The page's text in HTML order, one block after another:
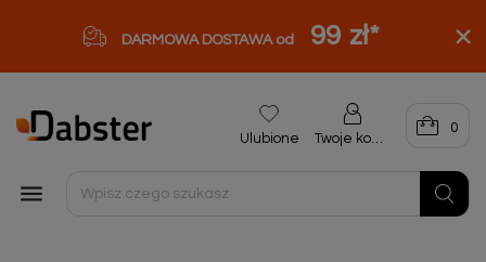
DARMOWA DOSTAWA od 99 zł*

Ulubione Twoje konto
0